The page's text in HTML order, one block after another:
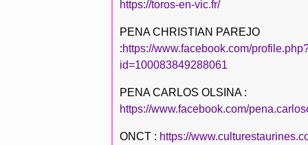
https://toros-en-vic.fr/
PENA CHRISTIAN PAREJO
:https://www.facebook.com/
id=100083849288061
PENA CARLOS OLSINA :
https://www.facebook.com/
ONCT : https://